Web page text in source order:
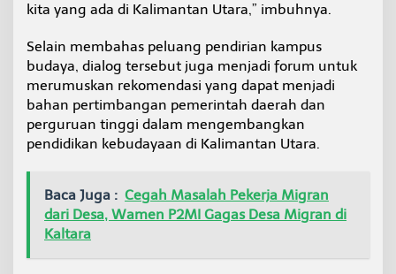
kita yang ada di Kalimantan Utara,” imbuhnya.
Selain membahas peluang pendirian kampus
budaya, dialog tersebut juga menjadi forum untuk
merumuskan rekomendasi yang dapat menjadi
bahan pertimbangan pemerintah daerah dan
perguruan tinggi dalam mengembangkan
pendidikan kebudayaan di Kalimantan Utara.
Baca Juga : Cegah Masalah Pekerja Migran
dari Desa, Wamen P2MI Gagas Desa Migran di
Kaltara